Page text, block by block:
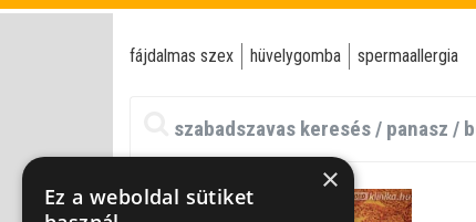
fájdalmas szex hüvelygomba spermaallergia
×
Ez a weboldal sütiket